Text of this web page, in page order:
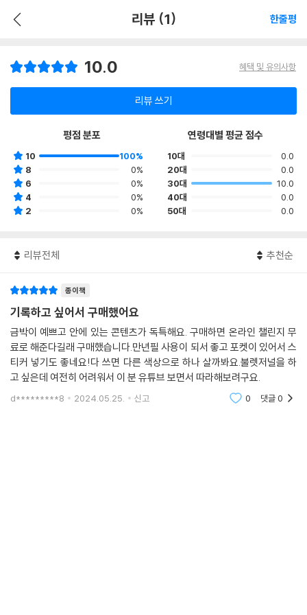
리뷰 (1) 한줄평
10.0 혜택 및 유의사항
리뷰 쓰기
평점 분포
10
100%
8
0%
6
0%
4
0%
2
0%
연령대별 평균 점수
10대
0.0
20대
0.0
30대
10.0
40대
0.0
50대
0.0
리뷰전체 추천순
종이책
기록하고 싶어서 구매했어요
금박이 예쁘고 안에 있는 콘텐츠가 독특해요. 구매하면 온라인 챌린지 무
료로 해준다길래 구매했습니다.만년필 사용이 되서 좋고 포켓이 있어서 스
티커 넣기도 좋네요!다 쓰면 다른 색상으로 하나 살까봐요.불렛저널을 하
고 싶은데 여전히 어려워서 이 분 유튜브 보면서 따라해보려구요.
d*********8 2024.05.25. 신고 0 댓글0